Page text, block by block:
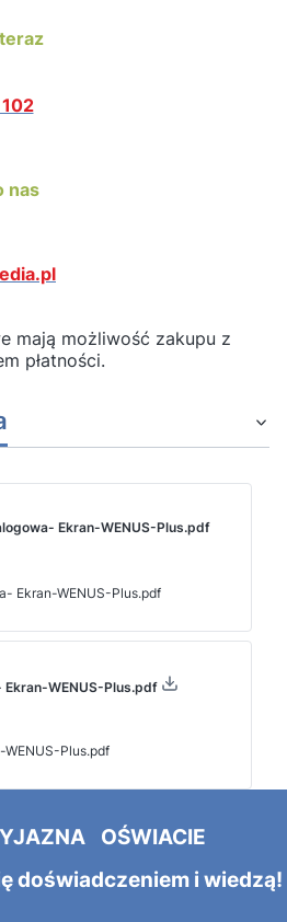
nas
mają możliwość zakupu z
płatności.
Ekran-WENUS-Plus.pdf
Ekran-WENUS-Plus.pdf
WENUS-Plus.pdf
Plus.pdf
OŚWIACIE
doświadczeniem i wiedzą!